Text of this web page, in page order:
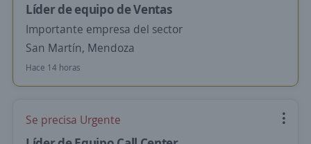
Líder de equipo de Ventas
Importante empresa del sector
San Martín, Mendoza
Hace 14 horas
Se precisa Urgente